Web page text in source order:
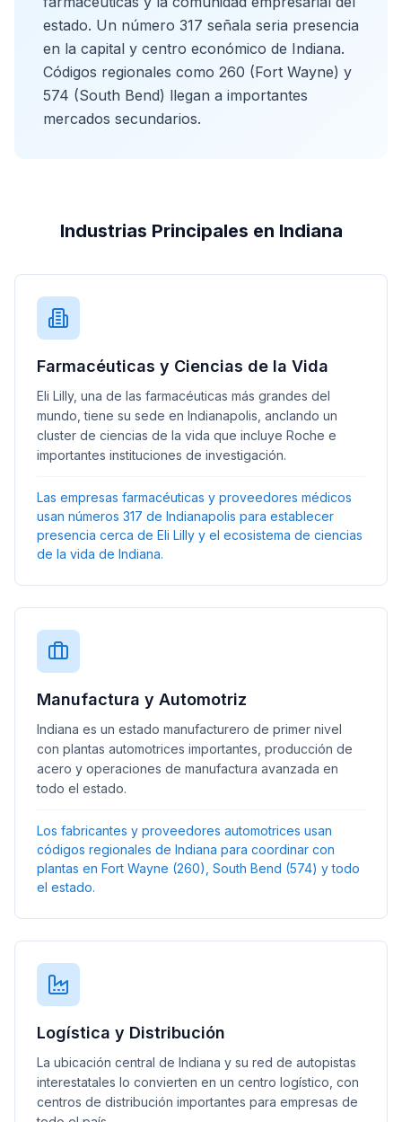
estado. Un número 317 señala seria presencia
en la capital y centro económico de Indiana.
Códigos regionales como 260 (Fort Wayne) y
574 (South Bend) llegan a importantes
mercados secundarios.
Industrias Principales en Indiana
Farmacéuticas y Ciencias de la Vida
Eli Lilly, una de las farmacéuticas más grandes del
mundo, tiene su sede en Indianapolis, anclando un
cluster de ciencias de la vida que incluye Roche e
importantes instituciones de investigación.
Las empresas farmacéuticas y proveedores médicos
usan números 317 de Indianapolis para establecer
presencia cerca de Eli Lilly y el ecosistema de ciencias
de la vida de Indiana.
Manufactura y Automotriz
Indiana es un estado manufacturero de primer nivel
con plantas automotrices importantes, producción de
acero y operaciones de manufactura avanzada en
todo el estado.
Los fabricantes y proveedores automotrices usan
códigos regionales de Indiana para coordinar con
plantas en Fort Wayne (260), South Bend (574) y todo
el estado.
Logística y Distribución
La ubicación central de Indiana y su red de autopistas
interestatales lo convierten en un centro logístico, con
centros de distribución importantes para empresas de